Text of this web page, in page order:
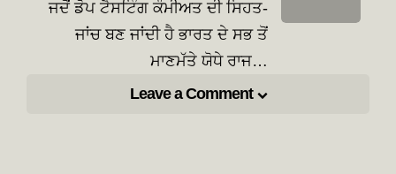
ਜਦੋਂ ਡੋਪ ਟੈਸਟਿੰਗ ਕੌਮੀਅਤ ਦੀ ਸਿਹਤ-
ਜਾਂਚ ਬਣ ਜਾਂਦੀ ਹੈ ਭਾਰਤ ਦੇ ਸਭ ਤੋਂ
ਮਾਣਮੱਤੇ ਯੋਧੇ ਰਾਜ…
Leave a Comment